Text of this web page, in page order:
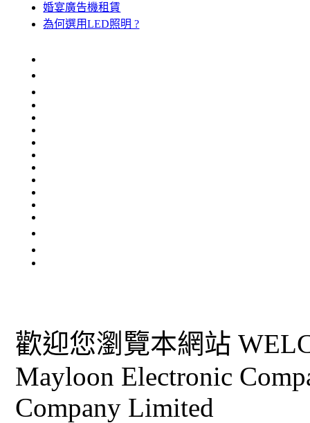
婚宴廣告機租賃
為何選用LED照明 ?
歡迎您瀏覽本網站
Mayloon Electronic
Company Limited